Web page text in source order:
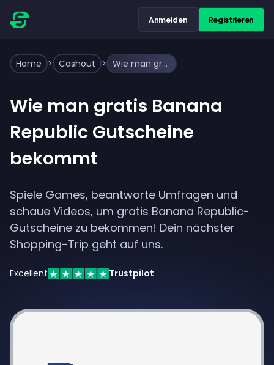
Anmelden Registrieren
Home > Cashout > Wie man gratis Banana Republic Gutscheine bekommt
Wie man gratis Banana
Republic Gutscheine
bekommt
Spiele Games, beantworte Umfragen und
schaue Videos, um gratis Banana Republic-
Gutscheine zu bekommen! Dein nächster
Shopping-Trip geht auf uns.
Excellent Trustpilot